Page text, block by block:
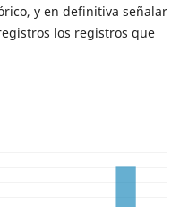
y en definitiva señalar
los registros que